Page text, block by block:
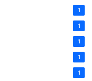
1
1
1
1
1